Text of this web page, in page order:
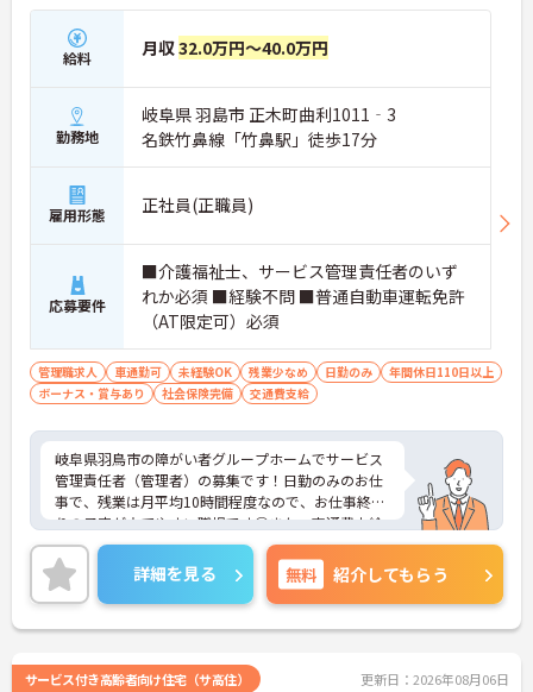
給料 月収32.0万円～40.0万円
勤務地
岐阜県 羽島市 正木町曲利1011‐3
名鉄竹鼻線「竹鼻駅」徒歩17分
雇用形態 正社員(正職員)
応募要件
■介護福祉士、サービス管理責任者のいず
れか必須 ■経験不問 ■普通自動車運転免許
（AT限定可）必須
管理職求人 車通勤可 未経験OK 残業少なめ 日勤のみ
年間休日110日以上
ボーナス・賞与あり
社会保険完備 交通費支給
岐阜県羽鳥市の障がい者グループホームでサービス
管理責任者（管理者）の募集です！日勤のみのお仕
事で、残業は月平均10時間程度なので、お仕事終わ
りの予定が立てやすい職場です◎また、交通費支給
はもちろん、昇給や計3.4ヵ月分の賞与実績があるの
で、待遇面もばっちり！あなたの頑張りがしっかり
評価される職場です♪ご興味のある方は面接ポイン
トをお伝えしますので、お気軽にご連絡ください！
詳細を見る 無料 紹介してもらう
サービス付き高齢者向け住宅（サ高住） 更新日：2026年08月06日